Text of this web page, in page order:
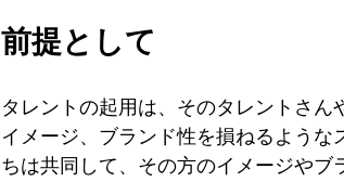
前提として
タレントの起用は、そのタレントさ
イメージ、ブランド性を損ねるような
ちは共同して、その方のイメージやブ